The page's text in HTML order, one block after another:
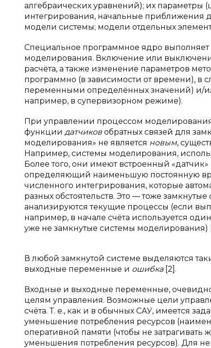
алгебраических уравнений); их параметры
интегрирования, начальные приближения
модели системы; модели отдельных
Специальное программное ядро
моделирования. Включение или
расчёта, а также изменение параметров
программно (в зависимости от времени),
переменными определённых значений) и/
например, в супервизорном режиме).
При управлении процессом
функции датчиков обратных связей для
моделирования» не является новым,
Например, системы моделирования,
Более того, они имеют встроенный
определяющий наименьшую постоянную
численного интегрирования, которые
разных обстоятельств. Это — тоже
анализируются текущие процессы (если
например, в начале счёта используется
уже не замкнутые системы моделирования)
В любой замкнутой системе выделяются
выходные переменные и ошибка [2].
Входные и выходные переменные, очевидно
целям управления. Возможные цели
счёта. Т. е., как и в обычных САУ, имеется
уменьшение потребления ресурсов
оперативной памяти (чтобы не затрагивать
уменьшения потребления ресурсов). Для